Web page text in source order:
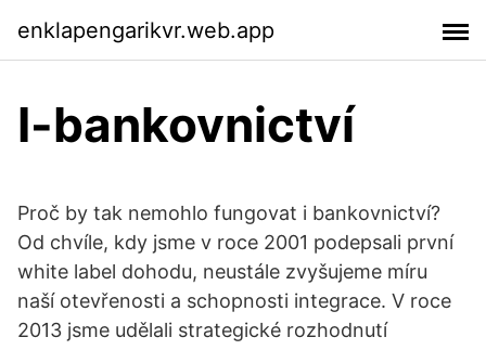
enklapengarikvr.web.app
I-bankovnictví
Proč by tak nemohlo fungovat i bankovnictví?
Od chvíle, kdy jsme v roce 2001 podepsali první
white label dohodu, neustále zvyšujeme míru
naší otevřenosti a schopnosti integrace. V roce
2013 jsme udělali strategické rozhodnutí